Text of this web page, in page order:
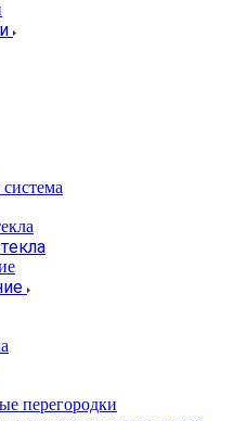
перегородки